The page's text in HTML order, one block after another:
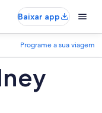
Baixar app
Programe a sua viagem